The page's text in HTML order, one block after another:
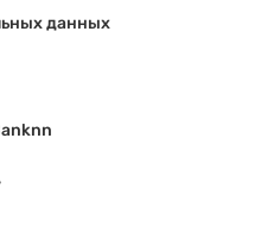
данных